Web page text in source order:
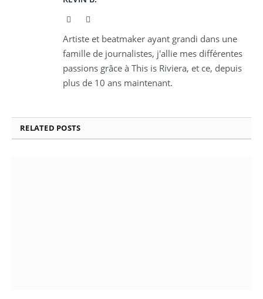
Website
Artiste et beatmaker ayant grandi dans une
famille de journalistes, j'allie mes différentes
passions grâce à This is Riviera, et ce, depuis
plus de 10 ans maintenant.
RELATED POSTS